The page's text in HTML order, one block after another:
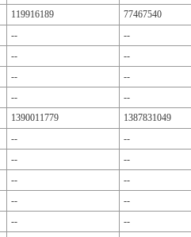
119916189
77467540
--
--
--
--
--
--
--
--
1390011779
1387831049
--
--
--
--
--
--
--
--
--
--